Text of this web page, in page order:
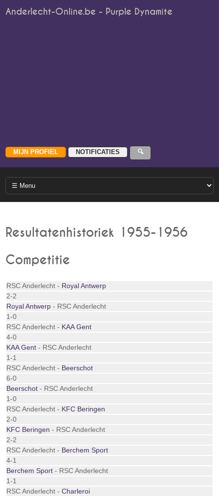
Anderlecht-Online.be - Purple Dynamite
Resultatenhistoriek 1955-1956
Competitie
RSC Anderlecht - Royal Antwerp
2-2
Royal Antwerp - RSC Anderlecht
1-0
RSC Anderlecht - KAA Gent
4-0
KAA Gent - RSC Anderlecht
1-1
RSC Anderlecht - Beerschot
6-0
Beerschot - RSC Anderlecht
1-0
RSC Anderlecht - KFC Beringen
2-0
KFC Beringen - RSC Anderlecht
2-2
RSC Anderlecht - Berchem Sport
4-1
Berchem Sport - RSC Anderlecht
1-1
RSC Anderlecht -Charleroi